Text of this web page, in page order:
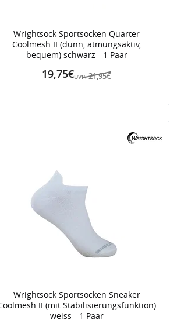
Wrightsock Sportsocken Quarter
Coolmesh II (dünn, atmungsaktiv,
bequem) schwarz - 1 Paar
UVP: 21,95€
19,75€
Wrightsock Sportsocken Sneaker
II (mit Stabilisierungsfunktion)
weiss - 1 Paar